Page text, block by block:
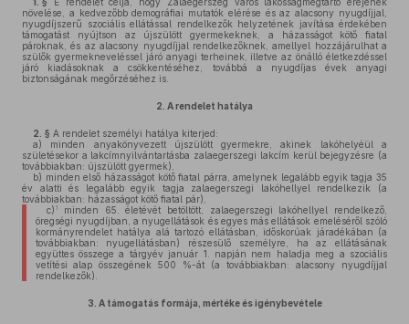
növelése, a kedvezőbb demográfiai mutatók elérése és az alacsony nyugdíjjal,
nyugdíjszerű szociális ellátással rendelkezők helyzetének javítása érdekében
támogatást nyújtson az újszülött gyermekeknek, a házasságot kötő fiatal
pároknak, és az alacsony nyugdíjjal rendelkezőknek, amellyel hozzájárulhat a
szülők gyermekneveléssel járó anyagi terheinek, illetve az önálló életkezdéssel
járó kiadásoknak a csökkentéséhez, továbbá a nyugdíjas évek anyagi
biztonságának megőrzéséhez is.
2. A rendelet hatálya
2. § A rendelet személyi hatálya kiterjed:
a) minden anyakönyvezett újszülött gyermekre, akinek lakóhelyéül a
születésekor a lakcímnyilvántartásba zalaegerszegi lakcím kerül bejegyzésre (a
továbbiakban: újszülött gyermek),
b) minden első házasságot kötő fiatal párra, amelynek legalább egyik tagja 35
év alatti és legalább egyik tagja zalaegerszegi lakóhellyel rendelkezik (a
továbbiakban: házasságot kötő fiatal pár),
c) 1
minden 65. életévét betöltött, zalaegerszegi lakóhellyel rendelkező,
öregségi nyugdíjban, a nyugellátások és egyes más ellátások emeléséről szóló
kormányrendelet hatálya alá tartozó ellátásban, időskorúak járadékában (a
továbbiakban: nyugellátásban) részesülő személyre, ha az ellátásának
együttes összege a tárgyév január 1. napján nem haladja meg a szociális
vetítési alap összegének 500 %-át (a továbbiakban: alacsony nyugdíjjal
rendelkezők).
3. A támogatás formája, mértéke és igénybevétele